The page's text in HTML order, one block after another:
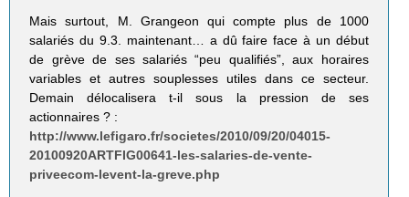
Mais surtout, M. Grangeon qui compte plus de 1000
salariés du 9.3. maintenant… a dû faire face à un début
de grève de ses salariés “peu qualifiés”, aux horaires
variables et autres souplesses utiles dans ce secteur.
Demain délocalisera t-il sous la pression de ses
actionnaires ? :
http://www.lefigaro.fr/societes/2010/09/20/04015-
20100920ARTFIG00641-les-salaries-de-vente-
priveecom-levent-la-greve.php